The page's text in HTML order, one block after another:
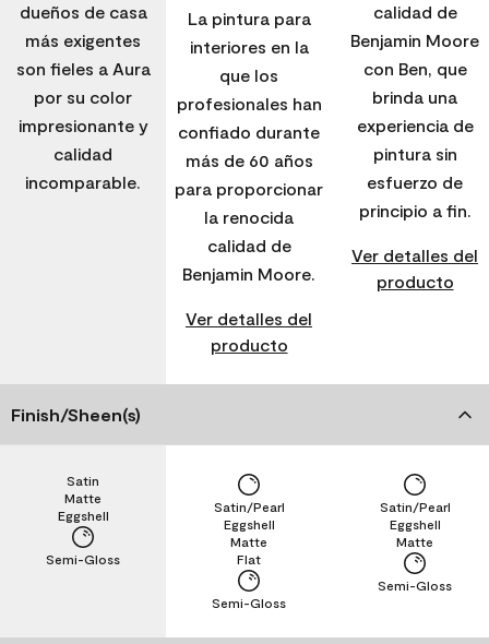
dueños de casa
más exigentes
son fieles a Aura
por su color
impresionante y
calidad
incomparable.
La pintura para
interiores en la
que los
profesionales han
confiado durante
más de 60 años
para proporcionar
la renocida
calidad de
Benjamin Moore.
Ver detalles del
producto
calidad de
Benjamin Moore
con Ben, que
brinda una
experiencia de
pintura sin
esfuerzo de
principio a fin.
Ver detalles del
producto
Finish/Sheen(s)
Semi-Gloss
Eggshell
Matte
Satin
Semi-Gloss
Flat
Matte
Eggshell
Satin/Pearl
Semi-Gloss
Matte
Eggshell
Satin/Pearl